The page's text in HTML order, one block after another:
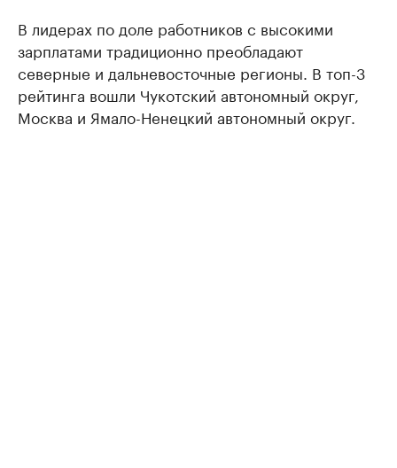
В лидерах по доле работников с высокими
зарплатами традиционно преобладают
северные и дальневосточные регионы. В топ-3
рейтинга вошли Чукотский автономный округ,
Москва и Ямало-Ненецкий автономный округ.